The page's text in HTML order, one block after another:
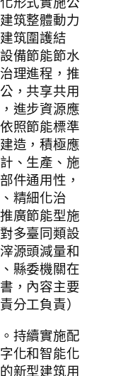
筑整體動力
筑圍護結
備節能節水
理進程，推
，共享共用
進步資源應
照節能標準
造，積極應
、生產、施
件通用性，
精細化治
廣節能型施
多臺同類設
源頭減量和
縣委機關在
，內容主要
分工負責）
持續實施配
化和智能化
新型建筑用